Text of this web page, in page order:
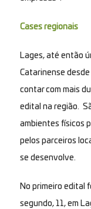
Cases regionais
Lages, até então
Catarinense
contar com mais
edital na região.
ambientes físicos
pelos parceiros
se desenvolve.
No primeiro edital
segundo, 11, em